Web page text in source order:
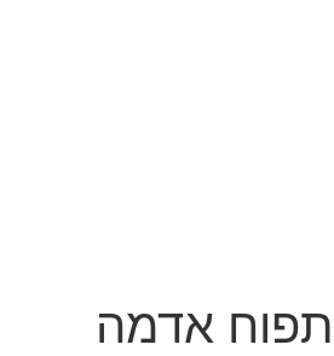
תפוח אדמה